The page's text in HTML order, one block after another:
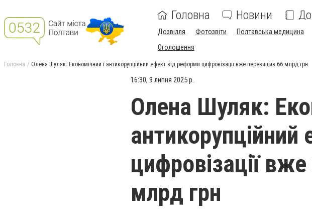
Головна Новини
Дозвілля Фотозвіти Полтавська медицина
Оголошення
Головна Олена Шуляк: Економічний і антикорупційний ефект від реформи цифровізації вже перевищив 66 млрд грн
16:30, 9 липня 2025 р.
Олена Шуляк:
цифровізації
млрд грн